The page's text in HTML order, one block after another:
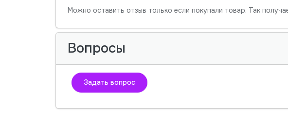
Можно оставить отзыв только если покупали товар. Так
Вопросы
Задать вопрос